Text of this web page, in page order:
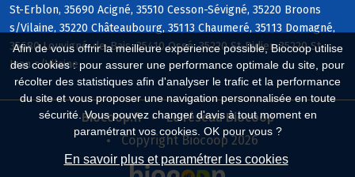
Afin de vous offrir la meilleure expérience possible, Biocoop utilise
des cookies : pour assurer une performance optimale du site, pour
récolter des statistiques afin d'analyser le trafic et la performance
du site et vous proposer une navigation personnalisée en toute
sécurité. Vous pouvez changer d'avis à tout moment en
paramétrant vos cookies. OK pour vous ?
En savoir plus et paramétrer les cookies
St-Erblon, 35690 Acigné, 35510 Cesson-Sévigné, 35220 Broons
s/Vilaine, 35220 Châteaubourg, 35113 Chaumeré, 35113 Domagné,
35680 Louvigné-de-Bais, 35410 Ossé, 35220 St-Didier, 35220 St-
Jean s/Vilaine
Biocoop.fr
Le réseau Biocoop
Copyright Biocoop 2026